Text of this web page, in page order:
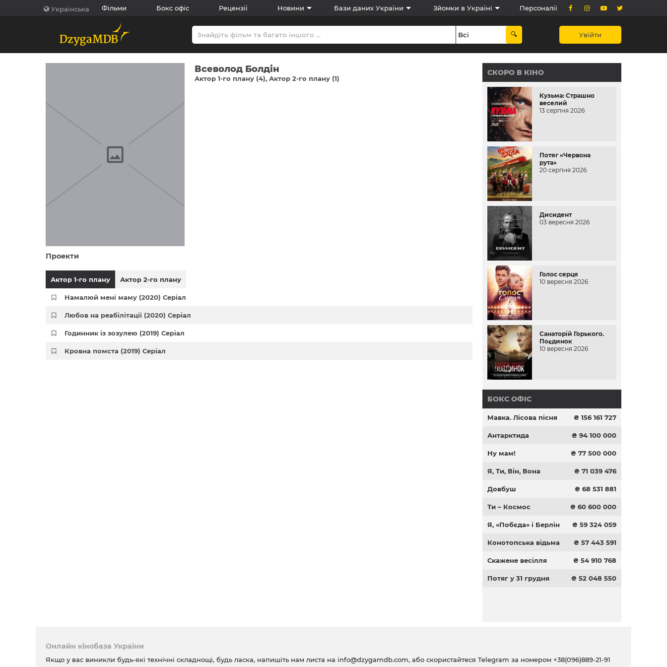
Українська Фільми Бокс офіс Рецензії Новини Бази даних України Зйомки в Україні Персоналії
Увійти
Всеволод Болдін
Актор 1-го плану (4) Актор 2-го плану (1)
Проекти
Актор 1-го плану Актор 2-го плану
Намалюй мені маму (2020) Серіал
Любов на реабілітації (2020) Серіал
Годинник із зозулею (2019) Серіал
Кровна помста (2019) Серіал
СКОРО В КІНО
Кузьма: Страшно
веселий
13 серпня 2026
Потяг «Червона
рута»
20 серпня 2026
Дисидент
03 вересня 2026
Голос серця
10 вересня 2026
Санаторій Горького.
Поєдинок
10 вересня 2026
БОКС ОФІС
Мавка. Лісова пісня ₴ 156 161 727
Антарктида ₴ 94 100 000
Ну мам! ₴ 77 500 000
Я, Ти, Він, Вона ₴ 71 039 476
Довбуш ₴ 68 531 881
Ти – Космос ₴ 60 600 000
Я, «Побєда» і Берлін ₴ 59 324 059
Конотопська відьма ₴ 57 443 591
Скажене весілля ₴ 54 910 768
Потяг у 31 грудня ₴ 52 048 550
Онлайн кінобаза України
Якщо у вас виникли будь-які технічні складнощі, будь ласка, напишіть нам листа на info@dzygamdb.com, або скористайтеся Telegram за номером +38(096)889-21-91